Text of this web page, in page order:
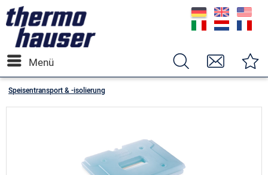
Menü
Speisentransport & -isolierung